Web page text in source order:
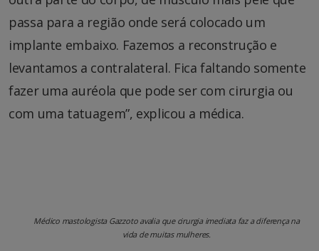
passa para a região onde será colocado um
implante embaixo. Fazemos a reconstrução e
levantamos a contralateral. Fica faltando somente
fazer uma auréola que pode ser com cirurgia ou
com uma tatuagem”, explicou a médica.
Médico mastologista Gazzoto avalia que cirurgia imediata faz a diferença na
vida de muitas mulheres.